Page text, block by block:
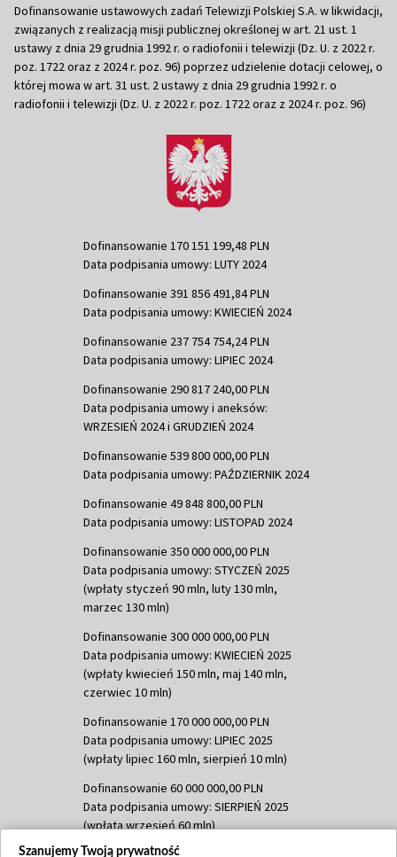
Dofinansowanie ustawowych zadań Telewizji Polskiej S.A. w likwidacji,
związanych z realizacją misji publicznej określonej w art. 21 ust. 1
ustawy z dnia 29 grudnia 1992 r. o radiofonii i telewizji (Dz. U. z 2022 r.
poz. 1722 oraz z 2024 r. poz. 96) poprzez udzielenie dotacji celowej, o
której mowa w art. 31 ust. 2 ustawy z dnia 29 grudnia 1992 r. o
radiofonii i telewizji (Dz. U. z 2022 r. poz. 1722 oraz z 2024 r. poz. 96)
Dofinansowanie 170 151 199,48 PLN
Data podpisania umowy: LUTY 2024
Dofinansowanie 391 856 491,84 PLN
Data podpisania umowy: KWIECIEŃ 2024
Dofinansowanie 237 754 754,24 PLN
Data podpisania umowy: LIPIEC 2024
Dofinansowanie 290 817 240,00 PLN
Data podpisania umowy i aneksów:
WRZESIEŃ 2024 i GRUDZIEŃ 2024
Dofinansowanie 539 800 000,00 PLN
Data podpisania umowy: PAŹDZIERNIK 2024
Dofinansowanie 49 848 800,00 PLN
Data podpisania umowy: LISTOPAD 2024
Dofinansowanie 350 000 000,00 PLN
Data podpisania umowy: STYCZEŃ 2025
(wpłaty styczeń 90 mln, luty 130 mln,
marzec 130 mln)
Dofinansowanie 300 000 000,00 PLN
Data podpisania umowy: KWIECIEŃ 2025
(wpłaty kwiecień 150 mln, maj 140 mln,
czerwiec 10 mln)
Dofinansowanie 170 000 000,00 PLN
Data podpisania umowy: LIPIEC 2025
(wpłaty lipiec 160 mln, sierpień 10 mln)
Dofinansowanie 60 000 000,00 PLN
Data podpisania umowy: SIERPIEŃ 2025
(wpłata wrzesień 60 mln)
Szanujemy Twoją prywatność